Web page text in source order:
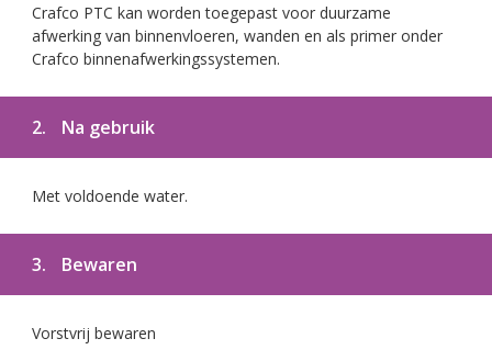
Crafco PTC kan worden toegepast voor duurzame
afwerking van binnenvloeren, wanden en als primer onder
Crafco binnenafwerkingssystemen.
2. Na gebruik
Met voldoende water.
3. Bewaren
Vorstvrij bewaren